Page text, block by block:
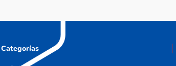
Categorías